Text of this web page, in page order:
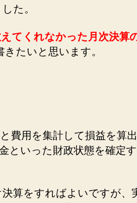
た。
てくれなかった月次決算
きたいと思います。
費用を集計して損益を算出
といった財政状態を確定
算をすればよいですが、